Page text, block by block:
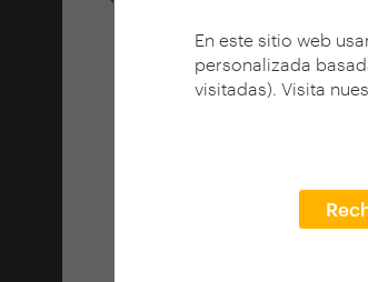
En este sitio web
personalizada
visitadas). Visita